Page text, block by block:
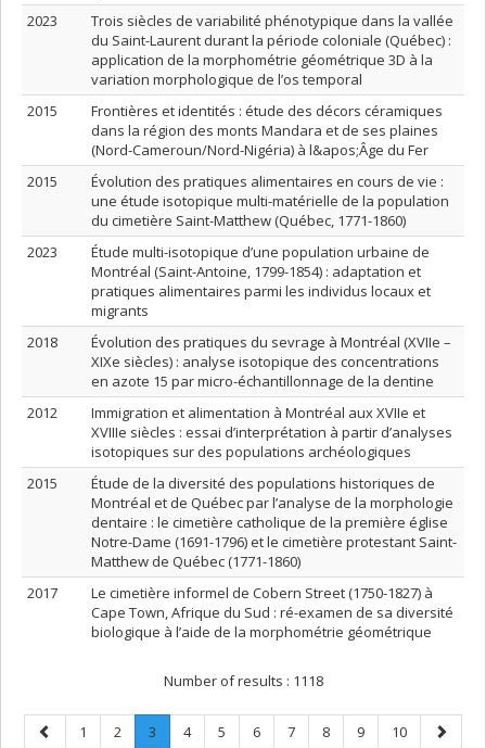
2023
Trois siècles de variabilité phénotypique dans la vallée
du Saint-Laurent durant la période coloniale (Québec) :
application de la morphométrie géométrique 3D à la
variation morphologique de l’os temporal
2015
Frontières et identités : étude des décors céramiques
dans la région des monts Mandara et de ses plaines
(Nord-Cameroun/Nord-Nigéria) à l&apos;Âge du Fer
2015
Évolution des pratiques alimentaires en cours de vie :
une étude isotopique multi-matérielle de la population
du cimetière Saint-Matthew (Québec, 1771-1860)
2023
Étude multi-isotopique d’une population urbaine de
Montréal (Saint-Antoine, 1799-1854) : adaptation et
pratiques alimentaires parmi les individus locaux et
migrants
2018
Évolution des pratiques du sevrage à Montréal (XVIIe –
XIXe siècles) : analyse isotopique des concentrations
en azote 15 par micro-échantillonnage de la dentine
2012
Immigration et alimentation à Montréal aux XVIIe et
XVIIIe siècles : essai d’interprétation à partir d’analyses
isotopiques sur des populations archéologiques
2015
Étude de la diversité des populations historiques de
Montréal et de Québec par l’analyse de la morphologie
dentaire : le cimetière catholique de la première église
Notre-Dame (1691-1796) et le cimetière protestant Saint-
Matthew de Québec (1771-1860)
2017
Le cimetière informel de Cobern Street (1750-1827) à
Cape Town, Afrique du Sud : ré-examen de sa diversité
biologique à l’aide de la morphométrie géométrique
Number of results : 1118
Previous
Page
1 Page
2 Page
3 Page
4 Page
5 Page
6 Page
7 Page
8 Page
9 Page
10
Next